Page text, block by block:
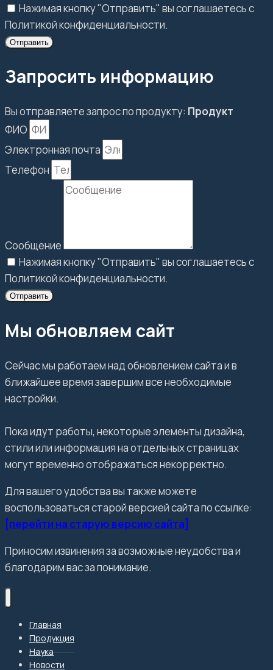
Нажимая кнопку "Отправить" вы соглашаетесь с
Политикой конфиденциальности.
Отправить
Запросить информацию
Вы отправляете запрос по продукту: Продукт
ФИО
Электронная почта
Телефон
Сообщение
Нажимая кнопку "Отправить" вы соглашаетесь с
Политикой конфиденциальности.
Отправить
Мы обновляем сайт
Сейчас мы работаем над обновлением сайта и в
ближайшее время завершим все необходимые
настройки.
Пока идут работы, некоторые элементы дизайна,
стили или информация на отдельных страницах
могут временно отображаться некорректно.
Для вашего удобства вы также можете
воспользоваться старой версией сайта по ссылке:
[перейти на старую версию сайта]
Приносим извинения за возможные неудобства и
благодарим вас за понимание.
Главная
Продукция
Наука
Новости